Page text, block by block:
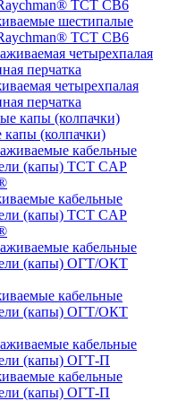
шестипалые
ТСТ СВ6
четырехпалая
перчатка
капы (колпачки)
кабельные
(капы) ТCT CAP
кабельные
(капы) ОГТ/ОКТ
кабельные
(капы) ОГТ-П